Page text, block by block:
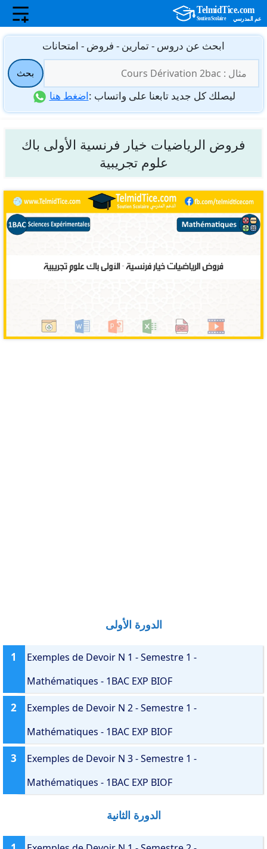
انتقل
المحتوى
ابحث عن دروس - تمارين - فروض - امتحانات
عن:
بحث
ليصلك كل جديد تابعنا على واتساب :اضغط هنا
فروض الرياضيات خيار فرنسية الأولى باك
علوم تجريبية
الدورة الأولى
1
Exemples de Devoir N 1 - Semestre 1 -
Mathématiques - 1BAC EXP BIOF
2
Exemples de Devoir N 2 - Semestre 1 -
Mathématiques - 1BAC EXP BIOF
3
Exemples de Devoir N 3 - Semestre 1 -
Mathématiques - 1BAC EXP BIOF
الدورة الثانية